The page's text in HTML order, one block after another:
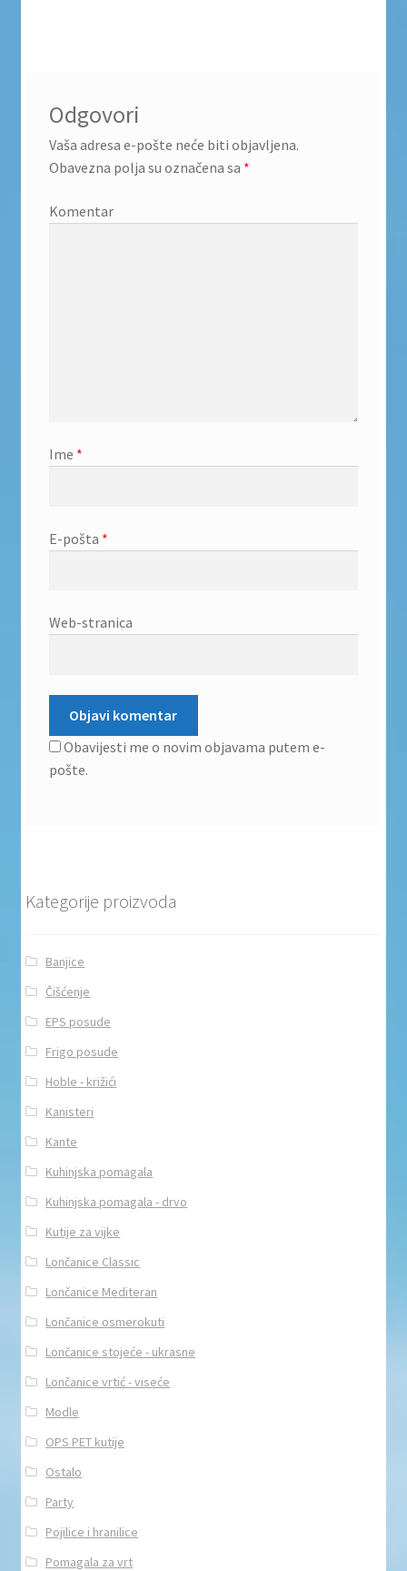
Odgovori
Vaša adresa e-pošte neće biti objavljena.
Obavezna polja su označena sa *
Komentar
Ime *
E-pošta *
Web-stranica
Obavijesti me o novim objavama putem e-
pošte.
Kategorije proizvoda
Banjice
Čišćenje
EPS posude
Frigo posude
Hoble - križići
Kanisteri
Kante
Kuhinjska pomagala
Kuhinjska pomagala - drvo
Kutije za vijke
Lončanice Classic
Lončanice Mediteran
Lončanice osmerokuti
Lončanice stojeće - ukrasne
Lončanice vrtić - viseće
Modle
OPS PET kutije
Ostalo
Party
Pojilice i hranilice
Pomagala za vrt